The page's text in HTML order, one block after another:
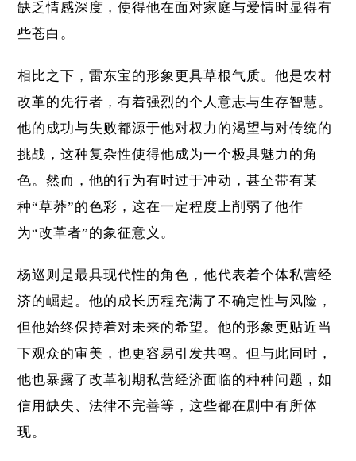
缺乏情感深度，使得他在面对家庭与爱情时显得有
些苍白。
相比之下，雷东宝的形象更具草根气质。他是农村
改革的先行者，有着强烈的个人意志与生存智慧。
他的成功与失败都源于他对权力的渴望与对传统的
挑战，这种复杂性使得他成为一个极具魅力的角
色。然而，他的行为有时过于冲动，甚至带有某
种“草莽”的色彩，这在一定程度上削弱了他作
为“改革者”的象征意义。
杨巡则是最具现代性的角色，他代表着个体私营经
济的崛起。他的成长历程充满了不确定性与风险，
但他始终保持着对未来的希望。他的形象更贴近当
下观众的审美，也更容易引发共鸣。但与此同时，
他也暴露了改革初期私营经济面临的种种问题，如
信用缺失、法律不完善等，这些都在剧中有所体
现。